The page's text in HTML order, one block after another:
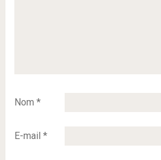
Nom *
E-mail *